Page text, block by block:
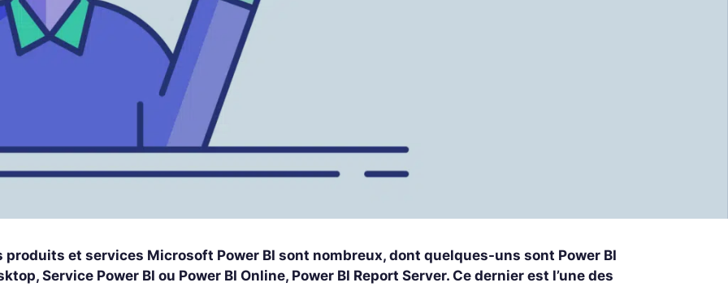
produits et services Microsoft Power BI sont nombreux, dont quelques-uns sont Power BI
Service Power BI ou Power BI Online, Power BI Report Server. Ce dernier est l’une des